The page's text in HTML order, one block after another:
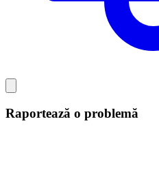
Raportează o problemă